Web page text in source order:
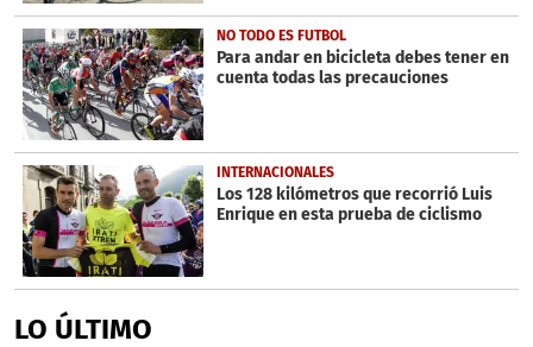
NO TODO ES FUTBOL
Para andar en bicicleta debes tener en
cuenta todas las precauciones
INTERNACIONALES
Los 128 kilómetros que recorrió Luis
Enrique en esta prueba de ciclismo
LO ÚLTIMO